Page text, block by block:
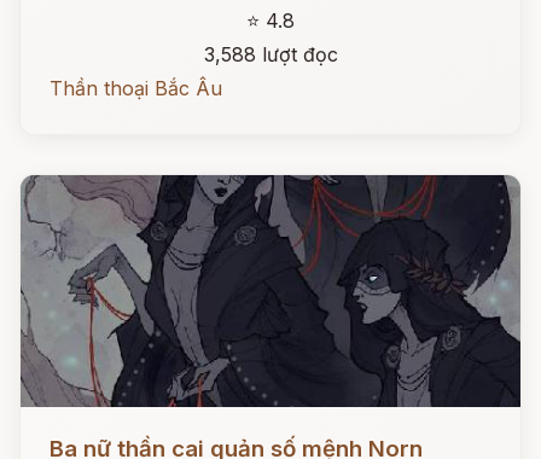
⭐ 4.8
3,588 lượt đọc
Thần thoại Bắc Âu
Ba nữ thần cai quản số mệnh Norn